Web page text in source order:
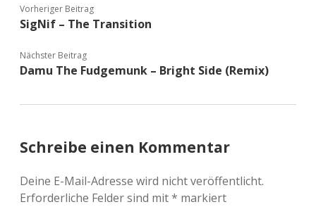
Vorheriger Beitrag
SigNif – The Transition
Nächster Beitrag
Damu The Fudgemunk – Bright Side (Remix)
Schreibe einen Kommentar
Deine E-Mail-Adresse wird nicht veröffentlicht.
Erforderliche Felder sind mit* markiert